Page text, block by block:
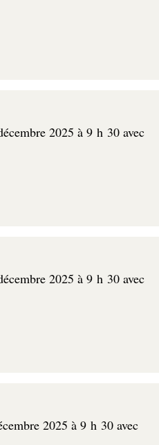
2025 à 9 h 30 avec
2025 à 9 h 30 avec
2025 à 9 h 30 avec